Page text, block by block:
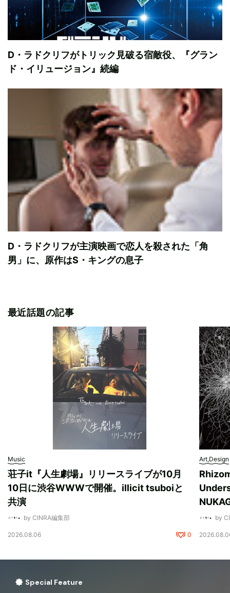
D・ラドクリフがトリック見破る宿敵役、『グラン
ド・イリュージョン』続編
D・ラドクリフが主演映画で恋人を殺された「角
男」に、原作はS・キングの息子
最近話題の記事
Music
荘子it『人生劇場』リリースライブが10月
10日に渋谷WWWで開催。illicit tsuboiと
共演
by CINRA編集部
2026.08.06 0
Art,Design
by
Special Feature